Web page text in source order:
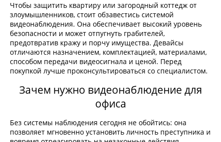
Чтобы защитить квартиру или загородный коттедж от
злоумышленников, стоит обзавестись системой
видеонаблюдения. Она обеспечивает высокий уровень
безопасности и может отпугнуть грабителей,
предотвратив кражу и порчу имущества. Девайсы
отличаются назначением, комплектацией, материалами,
способом передачи видеосигнала и ценой. Перед
покупкой лучше проконсультироваться со специалистом.
Зачем нужно видеонаблюдение для
офиса
Без системы наблюдения сегодня не обойтись: она
позволяет мгновенно установить личность преступника и